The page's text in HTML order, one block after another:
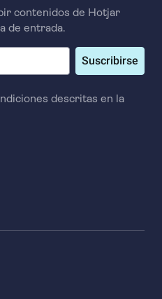
contenidos de Hotjar
de entrada.
Suscribirse
descritas en la